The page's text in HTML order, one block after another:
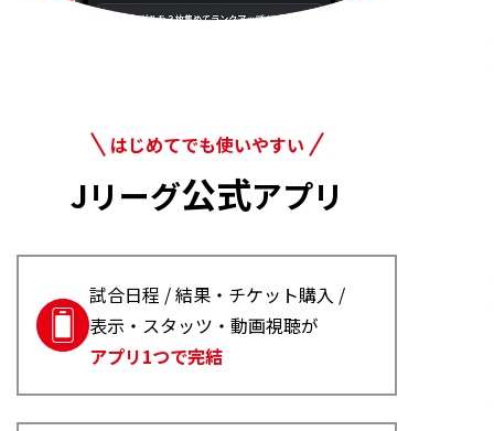
はじめてでも使いやすい
Jリーグ公式アプリ
試合日程 / 結果・チケット購入 /
表示・スタッツ・動画視聴が
アプリ1つで完結